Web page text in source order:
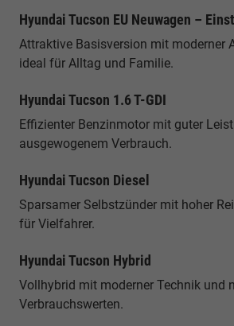
Hyundai Tucson EU Neuwagen –
Attraktive Basisversion mit moderner
ideal für Alltag und Familie.
Hyundai Tucson 1.6 T-GDI
Effizienter Benzinmotor mit guter
ausgewogenem Verbrauch.
Hyundai Tucson Diesel
Sparsamer Selbstzünder mit hoher
für Vielfahrer.
Hyundai Tucson Hybrid
Vollhybrid mit moderner Technik und
Verbrauchswerten.